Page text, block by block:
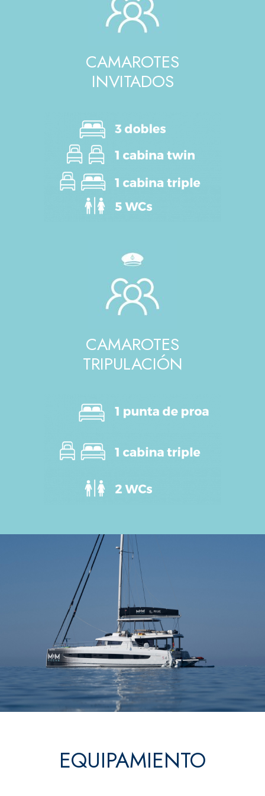
CAMAROTES
INVITADOS
CAMAROTES
TRIPULACIÓN
EQUIPAMIENTO